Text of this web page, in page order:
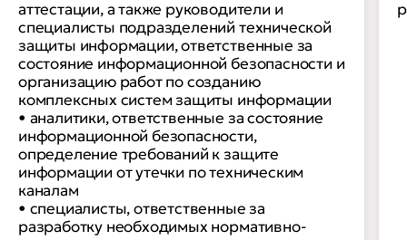
аттестации, а также руководители и
специалисты подразделений технической
защиты информации, ответственные за
состояние информационной безопасности и
организацию работ по созданию
комплексных систем защиты информации
• аналитики, ответственные за состояние
информационной безопасности,
определение требований к защите
информации от утечки по техническим
каналам
• специалисты, ответственные за
разработку необходимых нормативно-